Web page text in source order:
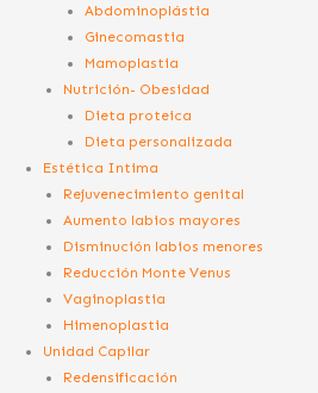
Abdominoplástia
Ginecomastia
Mamoplastia
Nutrición- Obesidad
Dieta proteica
Dieta personalizada
Estética Intima
Rejuvenecimiento genital
Aumento labios mayores
Disminución labios menores
Reducción Monte Venus
Vaginoplastia
Himenoplastia
Unidad Capilar
Redensificación